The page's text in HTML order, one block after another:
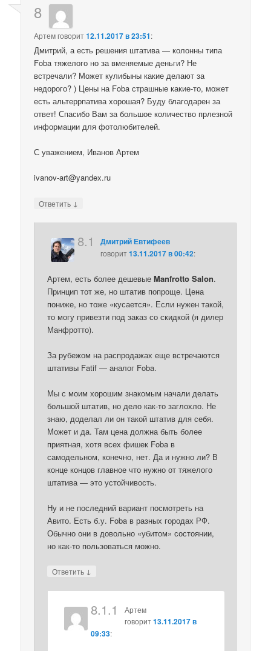
8
Артемговорит12.11.2017 в 23:51:
Дмитрий, а есть решения штатива — колонны типа
Foba тяжелого но за вменяемые деньги? Не
встречали? Может кулибыны какие делают за
недорого? ) Цены на Foba страшные какие-то, может
есть альтеррпатива хорошая? Буду благодарен за
ответ! Спасибо Вам за большое количество прлезной
информации для фотолюбителей.
С уважением, Иванов Артем
ivanov-art@yandex.ru
Ответить ↓
8.1 Дмитрий Евтифеев
говорит 13.11.2017 в 00:42:
Артем, есть более дешевыеManfrotto Salon.
Принцип тот же, но штатив попроще. Цена
пониже, но тоже «кусается». Если нужен такой,
то могу привезти под заказ со скидкой (я дилер
Манфротто).
За рубежом на распродажах еще встречаются
штативы Fatif — аналог Foba.
Мы с моим хорошим знакомым начали делать
большой штатив, но дело как-то заглохло. Не
знаю, доделал ли он такой штатив для себя.
Может и да. Там цена должна быть более
приятная, хотя всех фишек Foba в
самодельном, конечно, нет. Да и нужно ли? В
конце концов главное что нужно от тяжелого
штатива — это устойчивость.
Ну и не последний вариант посмотреть на
Авито. Есть б.у. Foba в разных городах РФ.
Обычно они в довольно «убитом» состоянии,
но как-то пользоваться можно.
Ответить ↓
8.1.1
Артем
говорит13.11.2017 в
09:33: